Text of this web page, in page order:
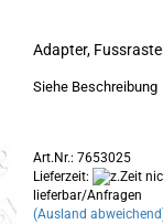
Adapter,
Siehe Beschreibung
Art.Nr.: 7653025
Lieferzeit:
lieferbar/Anfragen
(Ausland